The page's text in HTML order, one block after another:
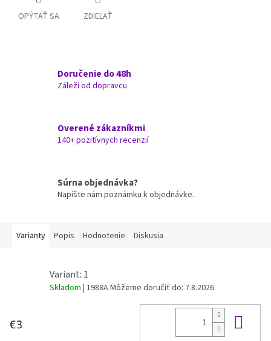
OPÝTAŤ SA ZDIEĽAŤ
Doručenie do 48h
Záleží od dopravcu
Overené zákazníkmi
140+ pozitívnych recenzií
Súrna objednávka?
Napíšte nám poznámku k objednávke.
Varianty Popis Hodnotenie Diskusia
Variant: 1
Skladom | 1988AMôžeme doručiť do: 7.8.2026
€3